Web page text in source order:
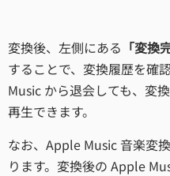
変換後、左側にある 「変換
することで、変換履歴を確
Music から退会しても、変
再生できます。
なお、Apple Music 音楽変
ります。変換後の Apple